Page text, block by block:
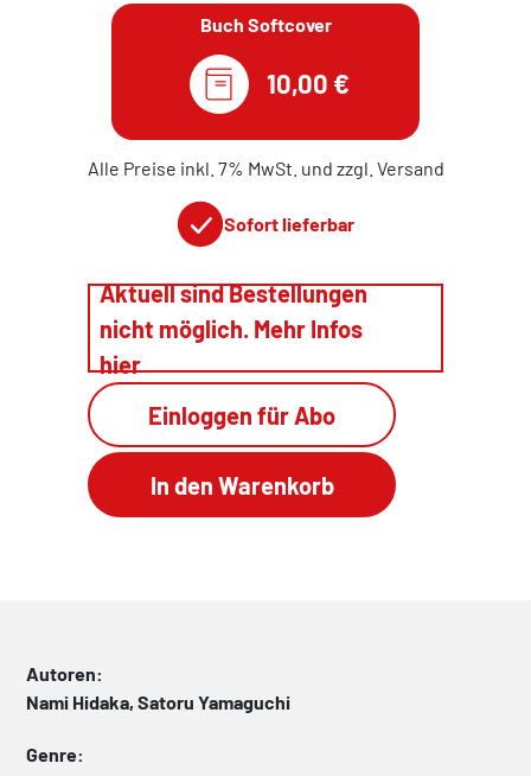
Buch Softcover
10,00 €
Alle Preise inkl. 7% MwSt. und zzgl. Versand
Sofort lieferbar
Aktuell sind Bestellungen
nicht möglich. Mehr Infos
hier
Einloggen für Abo
Autoren:
Nami Hidaka, Satoru Yamaguchi
Genre: